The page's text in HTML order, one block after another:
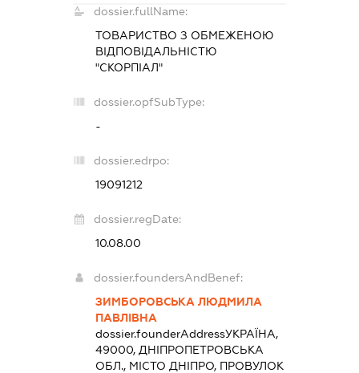
dossier.fullName:
ТОВАРИСТВО З ОБМЕЖЕНОЮ
ВІДПОВІДАЛЬНІСТЮ
"СКОРПІАЛ"
dossier.opfSubType:
-
dossier.edrpo:
19091212
dossier.regDate:
10.08.00
dossier.foundersAndBenef:
ЗИМБОРОВСЬКА ЛЮДМИЛА
ПАВЛІВНА
dossier.founderAddressУКРАЇНА,
49000, ДНІПРОПЕТРОВСЬКА
ОБЛ., МІСТО ДНІПРО, ПРОВУЛОК